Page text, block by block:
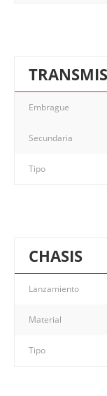
Embrague
Secundaria
Tipo
CHASIS
Lanzamiento
Material
Tipo